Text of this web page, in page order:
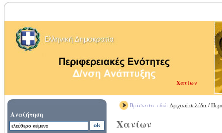
Χανίων
Αναζήτηση
Βρίσκεστε εδώ: Αρχική σελίδα /
Χανίων